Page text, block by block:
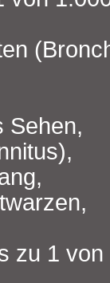
Sehen,
zu 1